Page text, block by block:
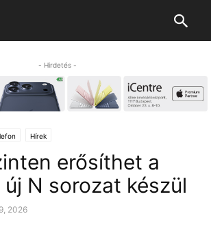
- Hirdetés -
Hírek
erősíthet a
új N sorozat készül
2026